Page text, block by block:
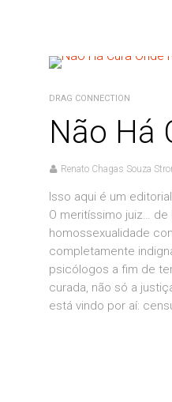
DRAG CONNECTION
Não Há
Renato Chagas Souza
Isso aqui é um
O meritíssimo juiz…
homossexualidade
completamente
psicólogos a fim de
curada, não só a
está vindo por aí: